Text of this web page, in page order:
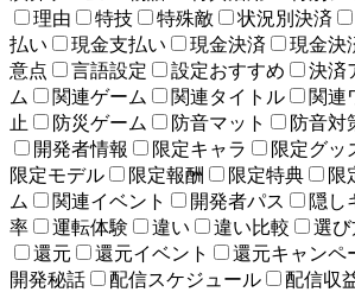
理由
特技 特殊敵 状況別決済
払い
現金支払い 現金決済 現金決
意点
言語設定 設定おすすめ 決済
ム
関連ゲーム 関連タイトル 関連
止
防災ゲーム 防音マット 防音対
開発者情報
限定キャラ 限定グッ
限定モデル
限定報酬 限定特典 限
ム
関連イベント 開発者パス 隠し
率
運転体験 違い 違い比較 選び
還元
還元イベント 還元キャンペ
開発秘話
配信スケジュール 配信収